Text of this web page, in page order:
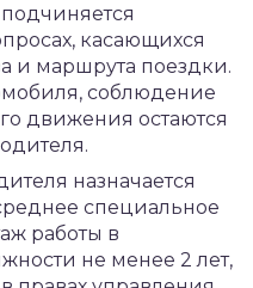
касающихся
и маршрута поездки.
соблюдение
движения остаются
назначается
специальное
работы в
не менее 2 лет,